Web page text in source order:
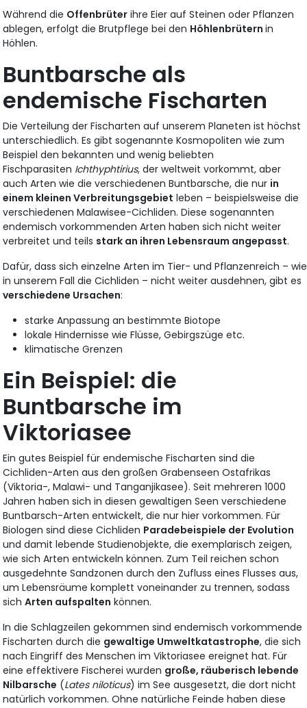
Während die Offenbrüter ihre Eier auf Steinen oder Pflanzen
ablegen, erfolgt die Brutpflege bei den Höhlenbrüternin
Höhlen.
Buntbarsche als
endemische Fischarten
Die Verteilung der Fischarten auf unserem Planeten ist höchst
unterschiedlich. Es gibt sogenannte Kosmopoliten wie zum
Beispiel den bekannten und wenig beliebten
Fischparasiten Ichthyphtirius, der weltweit vorkommt, aber
auch Arten wie die verschiedenen Buntbarsche, die nur in
einem kleinen Verbreitungsgebiet leben – beispielsweise die
verschiedenen Malawisee-Cichliden. Diese sogenannten
endemisch vorkommenden Arten haben sich nicht weiter
verbreitet und teils stark an ihren Lebensraum angepasst.
Dafür, dass sich einzelne Arten im Tier- und Pflanzenreich – wie
in unserem Fall die Cichliden – nicht weiter ausdehnen, gibt es
verschiedene Ursachen:
starke Anpassung an bestimmte Biotope
lokale Hindernisse wie Flüsse, Gebirgszüge etc.
klimatische Grenzen
Ein Beispiel: die
Buntbarsche im
Viktoriasee
Ein gutes Beispiel für endemische Fischarten sind die
Cichliden-Arten aus den großen Grabenseen Ostafrikas
(Viktoria-, Malawi- und Tanganjikasee). Seit mehreren 1000
Jahren haben sich in diesen gewaltigen Seen verschiedene
Buntbarsch-Arten entwickelt, die nur hier vorkommen. Für
Biologen sind diese Cichliden Paradebeispiele der Evolution
und damit lebende Studienobjekte, die exemplarisch zeigen,
wie sich Arten entwickeln können. Zum Teil reichen schon
ausgedehnte Sandzonen durch den Zufluss eines Flusses aus,
um Lebensräume komplett voneinander zu trennen, sodass
sichArten aufspalten können.
In die Schlagzeilen gekommen sind endemisch vorkommende
Fischarten durch die gewaltige Umweltkatastrophe, die sich
nach Eingriff des Menschen im Viktoriasee ereignet hat. Für
eine effektivere Fischerei wurden große, räuberisch lebende
Nilbarsche (Lates niloticus) im See ausgesetzt, die dort nicht
natürlich vorkommen. Ohne natürliche Feinde haben diese